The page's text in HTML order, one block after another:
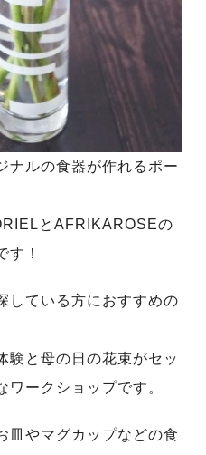
ナルの食器が作れるポー
とAFRIKAROSEの
す！
している方におすすめの
験と母の日の花束がセッ
ワークショップです。
皿やマグカップなどの食